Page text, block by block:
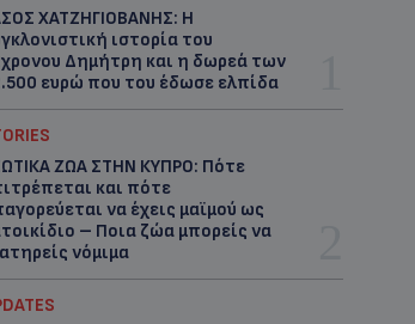
ΧΑΤΖΗΓΙΟΒΑΝΗΣ: Η
ιστορία του
Δημήτρη και η δωρεά των
ευρώ που του έδωσε ελπίδα
ΖΩΑ ΣΤΗΝ ΚΥΠΡΟ: Πότε
και πότε
να έχεις μαϊμού ως
– Ποια ζώα μπορείς να
νόμιμα